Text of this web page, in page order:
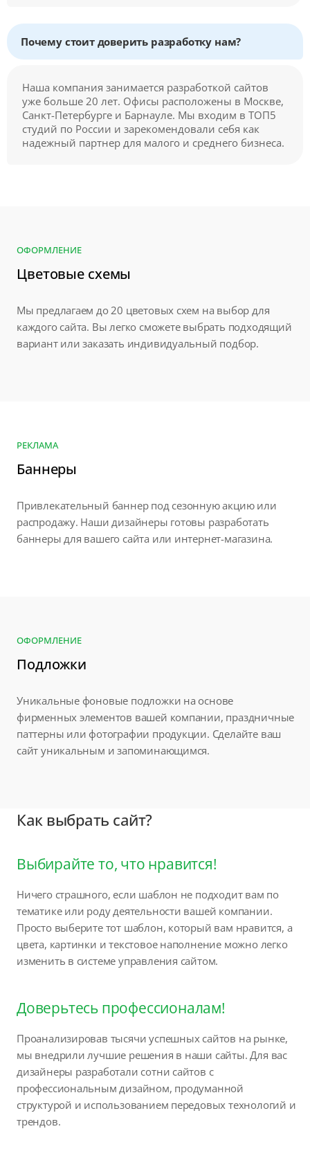
Почему стоит доверить разработку нам?
Наша компания занимается разработкой сайтов
уже больше 20 лет. Офисы расположены в Москве,
Санкт-Петербурге и Барнауле. Мы входим в ТОП5
студий по России и зарекомендовали себя как
надежный партнер для малого и среднего бизнеса.
ОФОРМЛЕНИЕ
Цветовые схемы
Мы предлагаем до 20 цветовых схем на выбор для
каждого сайта. Вы легко сможете выбрать подходящий
вариант или заказать индивидуальный подбор.
РЕКЛАМА
Баннеры
Привлекательный баннер под сезонную акцию или
распродажу. Наши дизайнеры готовы разработать
баннеры для вашего сайта или интернет-магазина.
ОФОРМЛЕНИЕ
Подложки
Уникальные фоновые подложки на основе
фирменных элементов вашей компании, праздничные
паттерны или фотографии продукции. Сделайте ваш
сайт уникальным и запоминающимся.
Как выбрать сайт?
Выбирайте то, что нравится!
Ничего страшного, если шаблон не подходит вам по
тематике или роду деятельности вашей компании.
Просто выберите тот шаблон, который вам нравится, а
цвета, картинки и текстовое наполнение можно легко
изменить в системе управления сайтом.
Доверьтесь профессионалам!
Проанализировав тысячи успешных сайтов на рынке,
мы внедрили лучшие решения в наши сайты. Для вас
дизайнеры разработали сотни сайтов с
профессиональным дизайном, продуманной
структурой и использованием передовых технологий и
трендов.